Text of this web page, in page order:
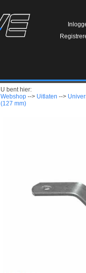
U bent hier:
Webshop --> Uitlaten -->
(127 mm)